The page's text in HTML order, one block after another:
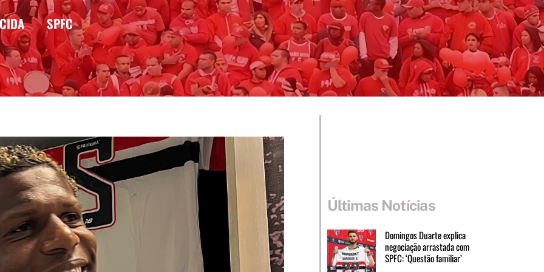
SPFC
Últimas Notícias
Domingos Duarte explica
negociação arrastada com
SPFC: ‘Questão familiar’